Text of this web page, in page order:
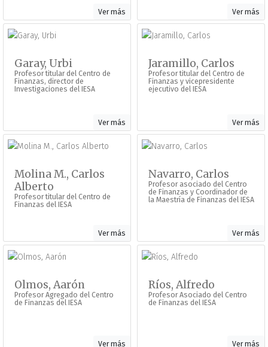
Ver más Ver más
Garay, Urbi
Profesor titular del Centro de
Finanzas, director de
Investigaciones del IESA
Ver más
Jaramillo, Carlos
Profesor titular del Centro de
Finanzas y vicepresidente
ejecutivo del IESA
Ver más
Molina M., Carlos
Alberto
Profesor titular del Centro de
Finanzas del IESA
Ver más
Navarro, Carlos
Profesor asociado del Centro
de Finanzas y Coordinador de
la Maestría de Finanzas del IESA
Ver más
Olmos, Aarón
Profesor Agregado del Centro
de Finanzas del IESA
Ver más
Ríos, Alfredo
Profesor Asociado del Centro
de Finanzas del IESA
Ver más